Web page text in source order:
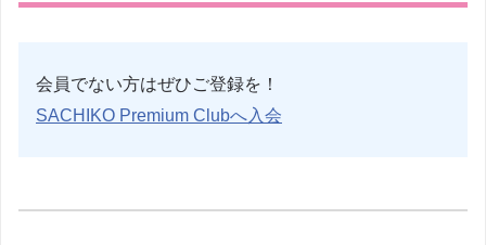
会員でない方はぜひご登録を！
SACHIKO Premium Clubへ入会